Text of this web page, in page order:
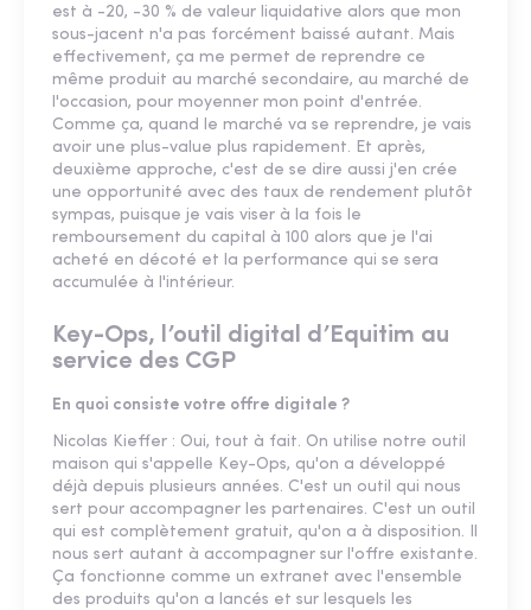
est à -20, -30 % de valeur liquidative alors que mon
sous-jacent n'a pas forcément baissé autant. Mais
effectivement, ça me permet de reprendre ce
même produit au marché secondaire, au marché de
l'occasion, pour moyenner mon point d'entrée.
Comme ça, quand le marché va se reprendre, je vais
avoir une plus-value plus rapidement. Et après,
deuxième approche, c'est de se dire aussi j'en crée
une opportunité avec des taux de rendement plutôt
sympas, puisque je vais viser à la fois le
remboursement du capital à 100 alors que je l'ai
acheté en décoté et la performance qui se sera
accumulée à l'intérieur.
Key-Ops, l’outil digital d’Equitim au
service des CGP
En quoi consiste votre offre digitale ?
Nicolas Kieffer : Oui, tout à fait. On utilise notre outil
maison qui s'appelle Key-Ops, qu'on a développé
déjà depuis plusieurs années. C'est un outil qui nous
sert pour accompagner les partenaires. C'est un outil
qui est complètement gratuit, qu'on a à disposition. Il
nous sert autant à accompagner sur l'offre existante.
Ça fonctionne comme un extranet avec l'ensemble
des produits qu'on a lancés et sur lesquels les